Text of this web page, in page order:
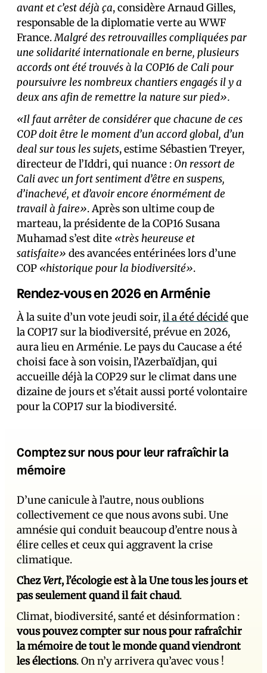
avant et c’est déjà ça, considère Arnaud Gilles,
responsable de la diplomatie verte au WWF
France.Malgré des retrouvailles compliquées par
une solidarité internationale en berne, plusieurs
accords ont été trouvés à la COP16 de Cali pour
poursuivre les nombreux chantiers engagés il y a
deux ans afin de remettre la nature sur pied».
«Il faut arrêter de considérer que chacune de ces
COP doit être le moment d’un accord global, d’un
deal sur tous les sujets, estime Sébastien Treyer,
directeur de l’Iddri, qui nuance : On ressort de
Cali avec un fort sentiment d’être en suspens,
d’inachevé, et d’avoir encore énormément de
travail à faire». Après son ultime coup de
marteau, la présidente de la COP16 Susana
Muhamad s’est dite «très heureuse et
satisfaite» des avancées entérinées lors d’une
COP «historique pour la biodiversité».
Rendez-vous en 2026 en Arménie
À la suite d’un vote jeudi soir,il a été décidéque
la COP17 sur la biodiversité, prévue en 2026,
aura lieu en Arménie. Le pays du Caucase a été
choisi face à son voisin, l’Azerbaïdjan, qui
accueille déjà la COP29 sur le climat dans une
dizaine de jours et s’était aussi porté volontaire
pour la COP17 sur la biodiversité.
Comptez sur nous pour leur rafraîchir la
mémoire
D’une canicule à l’autre, nous oublions
collectivement ce que nous avons subi. Une
amnésie qui conduit beaucoup d’entre nous à
élire celles et ceux qui aggravent la crise
climatique.
ChezVert, l’écologie est à la Une tous les jours et
pas seulement quand il fait chaud.
Climat, biodiversité, santé et désinformation :
vous pouvez compter sur nous pour rafraîchir
la mémoire de tout le monde quand viendront
les élections. On n’y arrivera qu’avec vous !